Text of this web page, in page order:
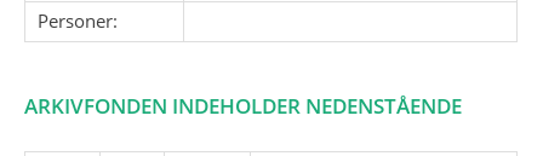
Personer:
ARKIVFONDEN INDEHOLDER NEDENSTÅENDE